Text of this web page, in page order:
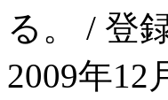
る。 / 登
2009年12